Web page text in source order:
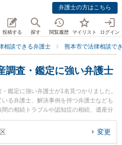
弁護士の方はこちら
投稿する 探す 閲覧履歴 マイリスト ログイン
相談できる弁護士 熊本市で法律相談で
調査・鑑定に強い弁護士
鑑定に強い弁護士が1名見つかりました。
る弁護士、解決事例を持つ弁護士なども
の相続トラブルや認知症の相続、遺産分
でき便利です。特に田迎法律事務所の髙
弁護士費用、強みなどが注目されていま
変更